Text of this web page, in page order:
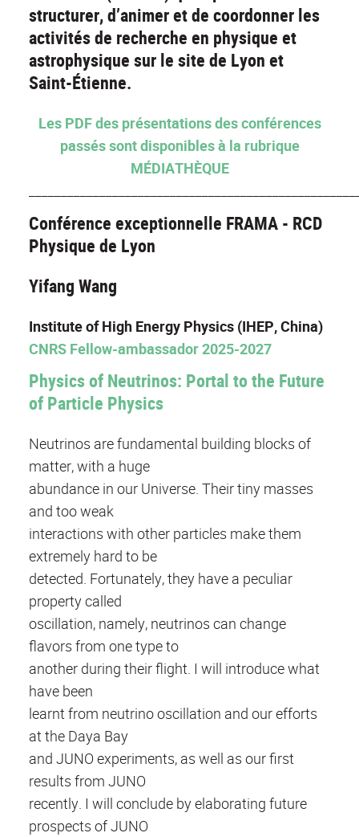
structurer, d’animer et de coordonner les
activités de recherche en physique et
astrophysique sur le site de Lyon et
Saint-Étienne.
Les PDF des présentations des conférences
passés sont disponibles à la rubrique
MÉDIATHÈQUE
Conférence exceptionnelle FRAMA - RCD
Physique de Lyon
Yifang Wang
Institute of High Energy Physics (IHEP, China)
CNRS Fellow-ambassador 2025-2027
Physics of Neutrinos: Portal to the Future
of Particle Physics
Neutrinos are fundamental building blocks of
matter, with a huge
abundance in our Universe. Their tiny masses
and too weak
interactions with other particles make them
extremely hard to be
detected. Fortunately, they have a peculiar
property called
oscillation, namely, neutrinos can change
flavors from one type to
another during their flight. I will introduce what
have been
learnt from neutrino oscillation and our efforts
at the Daya Bay
and JUNO experiments, as well as our first
results from JUNO
recently. I will conclude by elaborating future
prospects of JUNO